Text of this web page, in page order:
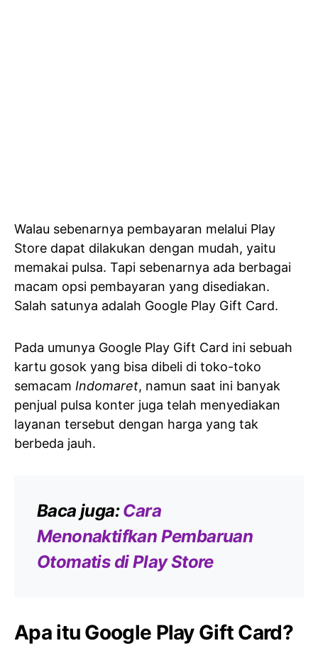
Walau sebenarnya pembayaran melalui Play
Store dapat dilakukan dengan mudah, yaitu
memakai pulsa. Tapi sebenarnya ada berbagai
macam opsi pembayaran yang disediakan.
Salah satunya adalah Google Play Gift Card.
Pada umunya Google Play Gift Card ini sebuah
kartu gosok yang bisa dibeli di toko-toko
semacam Indomaret, namun saat ini banyak
penjual pulsa konter juga telah menyediakan
layanan tersebut dengan harga yang tak
berbeda jauh.
Baca juga:Cara
Menonaktifkan Pembaruan
Otomatis di Play Store
Apa itu Google Play Gift Card?